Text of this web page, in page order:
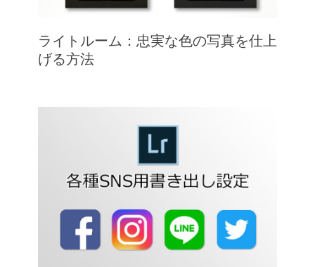
ライトルーム：忠実な色の写真を仕上
げる方法